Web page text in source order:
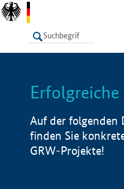
LISTE
Auf der folgenden
finden Sie
GRW-Projekte!